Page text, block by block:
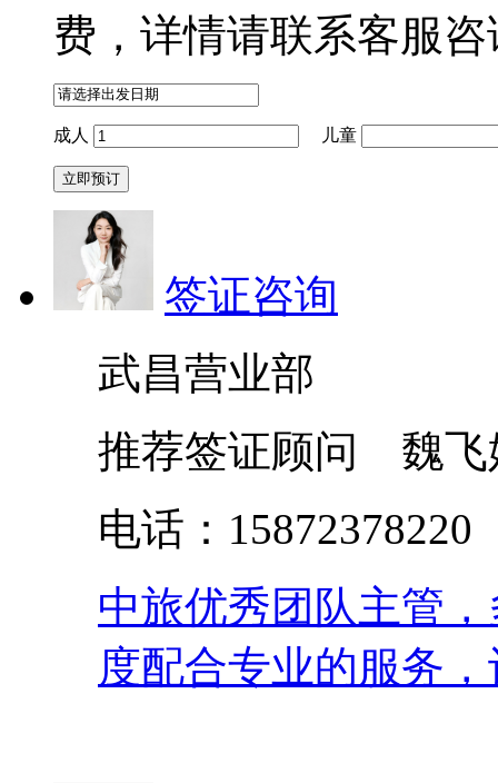
费，详情请联系客服咨
成人 儿童
签证咨询
武昌营业部
推荐签证顾问 魏飞
电话：
中旅优秀团队主管
度配合专业的服务